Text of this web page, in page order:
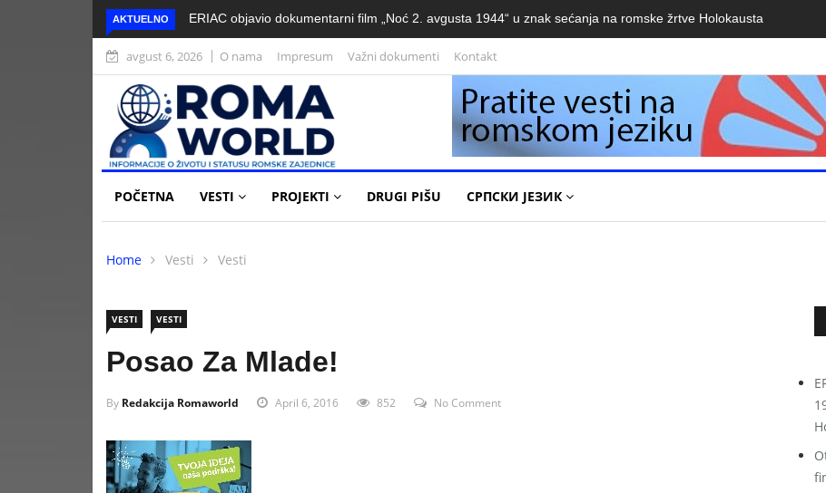
AKTUELNO ERIAC objavio dokumentarni film „Noć 2. avgusta 1944“ u znak sećanja na romske žrtve Holokausta
avgust 6, 2026 O nama Impresum Važni dokumenti Kontakt
POČETNA VESTI PROJEKTI DRUGI PIŠU СРПСКИ ЈЕЗИК
Home Vesti Vesti
VESTI VESTI
Posao Za Mlade!
By Redakcija Romaworld April 6, 2016 852 No Comment